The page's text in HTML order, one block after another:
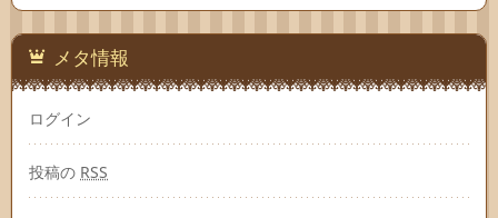
メタ情報
ログイン
投稿の RSS